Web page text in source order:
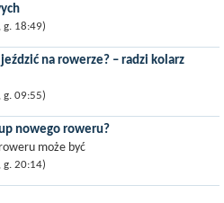
tylko środkiem transportu, ale także
czasu, poprawę kondycji
nowych...
18:49)
na rowerze? – radzi kolarz
się na jednośladzie, bez
to wielka chwila dla każdego dziecka i
09:55)
nowego roweru?
może być
bez uwzględniania sposobu
tanich sposobów...
20:14)